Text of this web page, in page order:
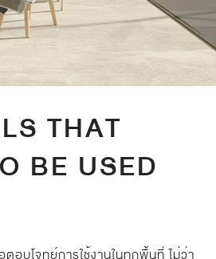
THAT
BE USED
อบโจทย์การใช้งานในทุกพื้นที่ ไม่ว่า